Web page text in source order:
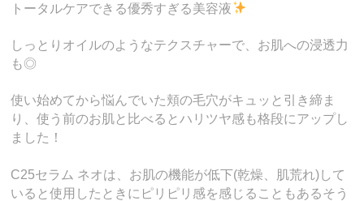
トータルケアできる優秀すぎる美容液
しっとりオイルのようなテクスチャーで、お肌への浸透力
も◎
使い始めてから悩んでいた頬の毛穴がキュッと引き締ま
り、使う前のお肌と比べるとハリツヤ感も格段にアップし
ました！
C25セラム ネオは、お肌の機能が低下(乾燥、肌荒れ)して
いると使用したときにピリピリ感を感じることもあるそう